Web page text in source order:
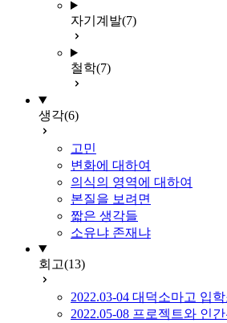
자기계발(7)
철학(7)
생각(6)
고민
변화에 대하여
의식의 영역에 대하여
본질을 보려면
짧은 생각들
소유냐 존재냐
회고(13)
2022.03-04 대덕소마고 입
2022.05-08 프로젝트와 인간